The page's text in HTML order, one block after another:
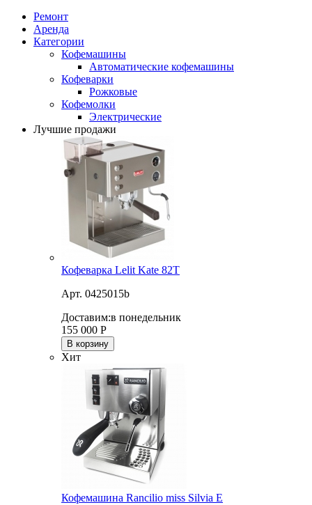
Ремонт
Аренда
Категории
Кофемашины
Автоматические кофемашины
Кофеварки
Рожковые
Кофемолки
Электрические
Лучшие продажи
Кофеварка Lelit Kate 82T
Арт. 0425015b
Доставим:в понедельник
155 000 Р
В корзину
Хит
Кофемашина Rancilio miss Silvia E